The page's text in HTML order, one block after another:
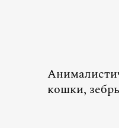
кошки,